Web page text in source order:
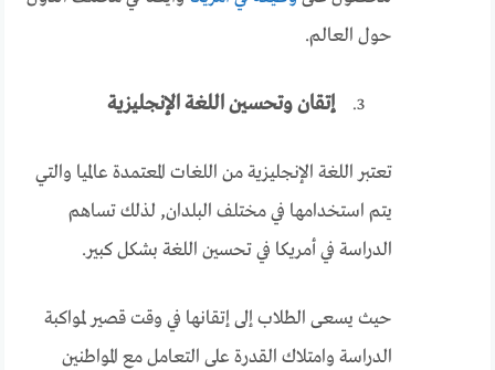
حول العالم.
إتقان وتحسين اللغة الإنجليزية
تعتبر اللغة الإنجليزية من اللغات المعتمدة عالميا والتي
يتم استخدامها في مختلف البلدان, لذلك تساهم
الدراسة في أمريكا في تحسين اللغة بشكل كبير.
حيث يسعى الطلاب إلى إتقانها في وقت قصير لمواكبة
الدراسة وامتلاك القدرة على التعامل مع المواطنين